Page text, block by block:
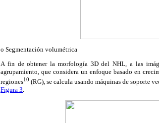
o Segmentación volumétrica
A fin de obtener la morfología 3D del NHL, a las
agrupamiento, que considera un enfoque basado en
regiones10 (RG), se calcula usando máquinas de soporte
Figura 3